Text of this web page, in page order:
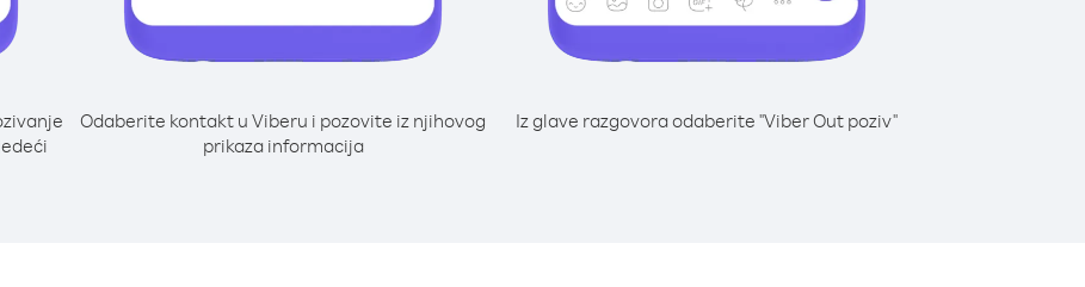
Odaberite kontakt u Viberu i pozovite iz njihovog
prikaza informacija
Iz glave razgovora odaberite "Viber Out poziv"